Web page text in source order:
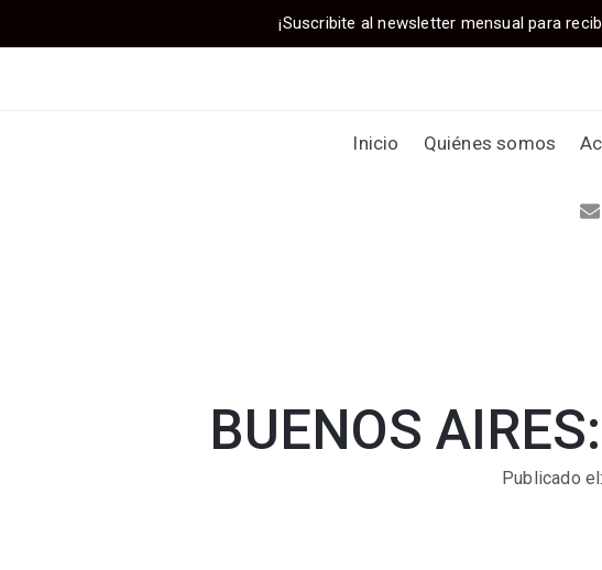
Inicio Quiénes somos
BUENOS
Publicado
¡Suscribite al newsletter mensual para